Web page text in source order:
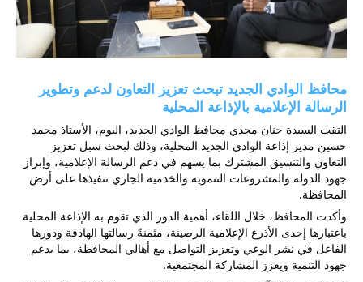
الرسالة الإعلامية بالإذاعة المحلية
المحافظة.
جهود التنمية ويعزز المشاركة المجتمعية.